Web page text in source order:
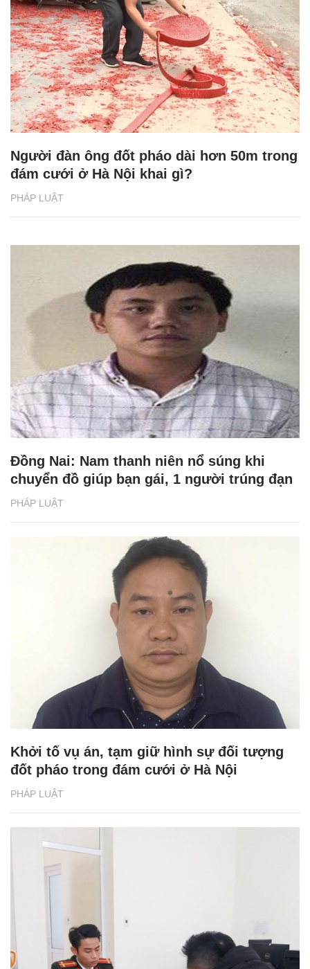
PHÁP LUẬT
Người đàn ông đốt pháo dài hơn 50m trong
đám cưới ở Hà Nội khai gì?
PHÁP LUẬT
Đồng Nai: Nam thanh niên nổ súng khi
chuyển đồ giúp bạn gái, 1 người trúng đạn
PHÁP LUẬT
Khởi tố vụ án, tạm giữ hình sự đối tượng
đốt pháo trong đám cưới ở Hà Nội